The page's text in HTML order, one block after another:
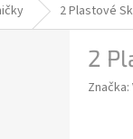
2 Plastové
2
Značka: